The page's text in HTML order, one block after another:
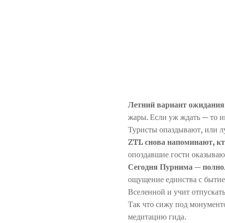
Летний вариант ожидания
жары. Если уж ждать — то
Туристы опаздывают, или
ZTL снова напоминают,
опоздавшие гости
Сегодня Пурнима—
ощущение единства с
Вселенной и учит
Так что сижу под
медитацию гида.